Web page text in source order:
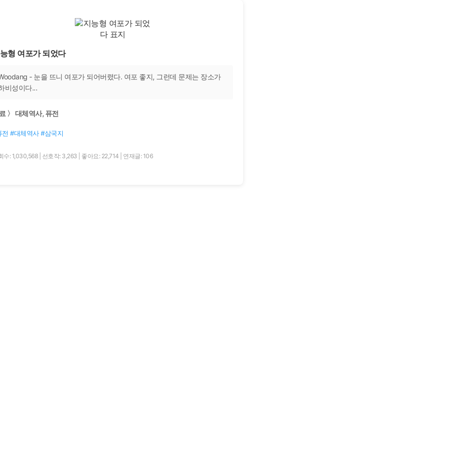
형 여포가 되었다
- 눈을 뜨니 여포가 되어버렸다. 여포 좋지, 그런데 문제는 장소가
비성이다...
〉 대체역사, 퓨전
전 #대체역사 #삼국지
수: 1,030,568 선호작: 3,263 좋아요: 22,714 연재글: 106